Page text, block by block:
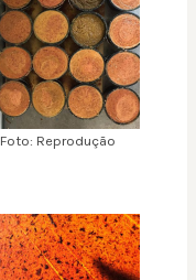
Foto: Reprodução